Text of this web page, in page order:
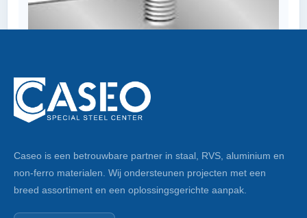
BULTE DICHTINGSRINGEN-M 10-PA
Caseo is een betrouwbare partner in staal, RVS, aluminium en
non-ferro materialen. Wij ondersteunen projecten met een
breed assortiment en een oplossingsgerichte aanpak.